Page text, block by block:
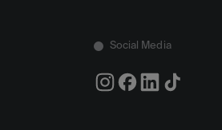
Social Media